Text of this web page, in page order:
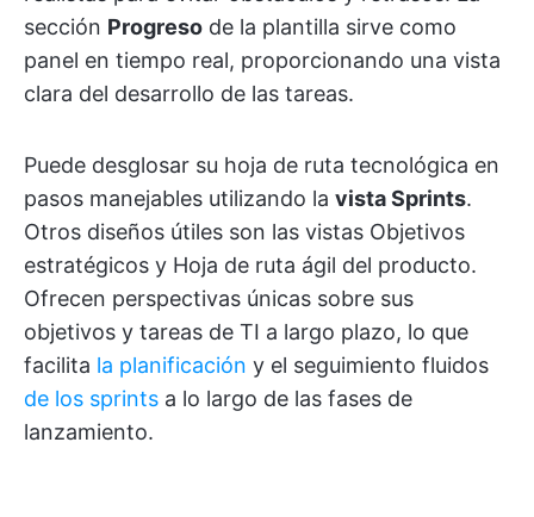
sección Progreso de la plantilla sirve como
panel en tiempo real, proporcionando una vista
clara del desarrollo de las tareas.
Puede desglosar su hoja de ruta tecnológica en
pasos manejables utilizando la vista Sprints.
Otros diseños útiles son las vistas Objetivos
estratégicos y Hoja de ruta ágil del producto.
Ofrecen perspectivas únicas sobre sus
objetivos y tareas de TI a largo plazo, lo que
facilita la planificación y el seguimiento fluidos
de los sprints a lo largo de las fases de
lanzamiento.